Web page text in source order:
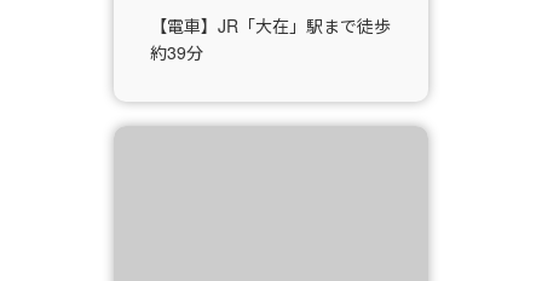
【電車】JR「大在」駅まで徒歩
約39分